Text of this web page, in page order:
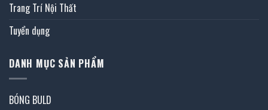
Trang Trí Nội Thất
Tuyển dụng
DANH MỤC SẢN PHẨM
BÓNG BULD